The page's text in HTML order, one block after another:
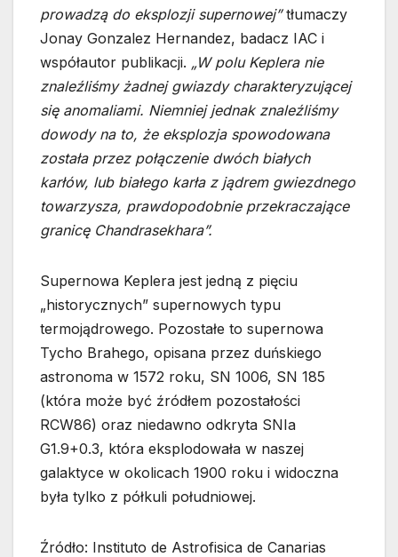
prowadzą do eksplozji supernowej”tłumaczy
Jonay Gonzalez Hernandez, badacz IAC i
współautor publikacji. „W polu Keplera nie
znaleźliśmy żadnej gwiazdy charakteryzującej
się anomaliami. Niemniej jednak znaleźliśmy
dowody na to, że eksplozja spowodowana
została przez połączenie dwóch białych
karłów, lub białego karła z jądrem gwiezdnego
towarzysza, prawdopodobnie przekraczające
granicę Chandrasekhara”.
Supernowa Keplera jest jedną z pięciu
„historycznych” supernowych typu
termojądrowego. Pozostałe to supernowa
Tycho Brahego, opisana przez duńskiego
astronoma w 1572 roku, SN 1006, SN 185
(która może być źródłem pozostałości
RCW86) oraz niedawno odkryta SNIa
G1.9+0.3, która eksplodowała w naszej
galaktyce w okolicach 1900 roku i widoczna
była tylko z półkuli południowej.
Źródło: Instituto de Astrofisica de Canarias